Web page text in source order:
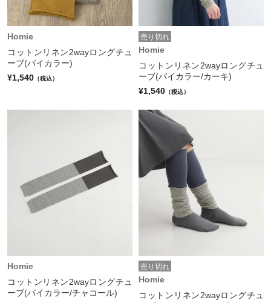
Homie
コットンリネン2wayロングチュ
ーブ(バイカラー)
¥1,540 （税込）
売り切れ
Homie
コットンリネン2wayロングチュ
ーブ(バイカラー/カーキ)
¥1,540 （税込）
Homie
コットンリネン2wayロングチュ
ーブ(バイカラー/チャコール)
売り切れ
Homie
コットンリネン2wayロングチュ